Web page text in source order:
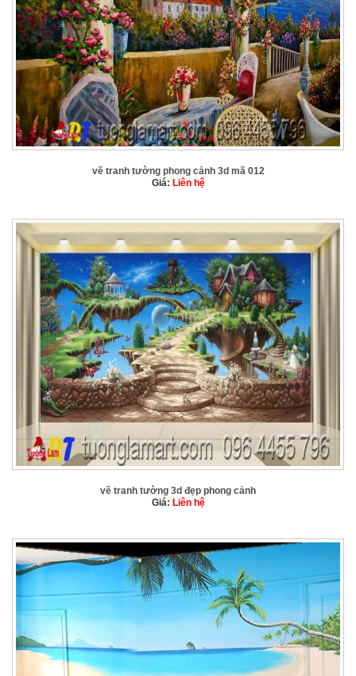
vẽ tranh tường phong cảnh 3d mã 012
Giá: Liên hệ
vẽ tranh tường 3d đẹp phong cảnh
Giá: Liên hệ